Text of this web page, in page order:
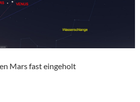
Mars fast eingeholt